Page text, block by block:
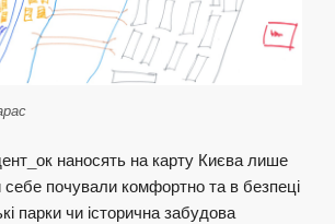
наносять на карту Києва лише
себе почували комфортно та в безпеці
парки чи історична забудова